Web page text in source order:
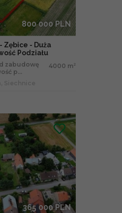
800 000 PLN
Zębice - Duża
Podziału
zabudowę
p...
4000 m 2
365 000 PLN